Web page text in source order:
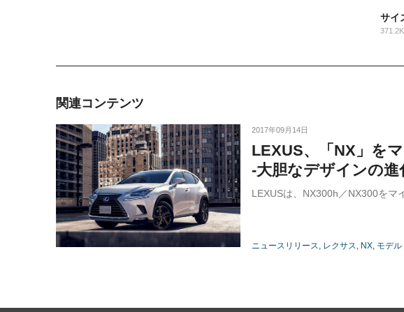
サイ
関連コンテンツ
2017年09月14日
LEXUS、「NX」を
-大胆なデザインの
LEXUSは、NX300h／NX300をマ
ニュースリリース レクサス NX モデル